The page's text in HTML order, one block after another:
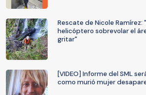
Rescate de Nicole Ramírez:
helicóptero sobrevolar el
gritar"
[VIDEO] Informe del SML
como murió mujer